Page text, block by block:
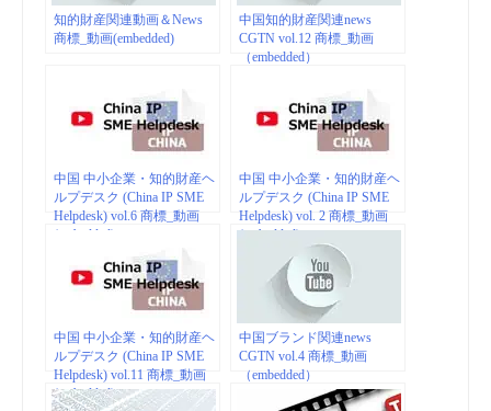
知的財産関連動画＆News
商標_動画(embedded)
中国知的財産関連news
CGTN vol.12 商標_動画
（embedded）
中国 中小企業・知的財産ヘ
ルプデスク (China IP SME
Helpdesk) vol.6 商標_動画
(embedded)
中国 中小企業・知的財産ヘ
ルプデスク (China IP SME
Helpdesk) vol. 2 商標_動画
(embedded)
中国 中小企業・知的財産ヘ
ルプデスク (China IP SME
Helpdesk) vol.11 商標_動画
(embedded)
中国ブランド関連news
CGTN vol.4 商標_動画
（embedded）